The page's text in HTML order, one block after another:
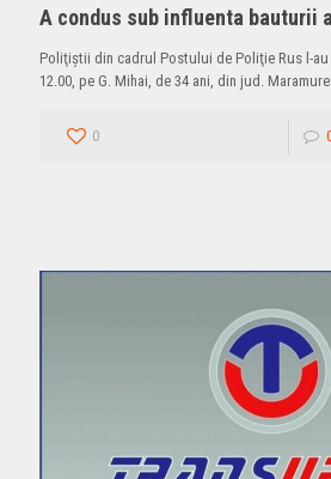
A condus sub influenta bauturii
Poliţiştii din cadrul Postului de Poliţie Rus l-
12.00, pe G. Mihai, de 34 ani, din jud.
0